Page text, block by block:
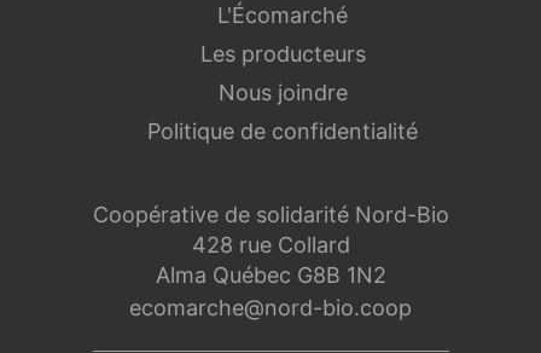
Coopérative de solidarité Nord-Bio
428 rue Collard
Alma Québec G8B 1N2
ecomarche@nord-bio.coop
L'Écomarché
Les producteurs
Nous joindre
Politique de confidentialité